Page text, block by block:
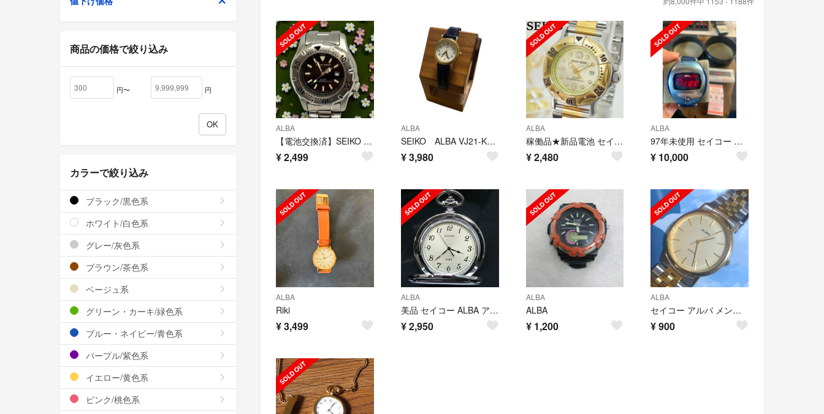
ALBA
【電池交換済】SEIKO ALBA ダイバーズウォッチ V782-0220
¥2,499
ALBA
SEIKO ALBA VJ21-KD60 レディース腕時計【電池交換済み】
¥3,980
ALBA
稼働品★新品電池 セイコー アルバ アクアギア レディース デイト ゴールド
¥2,480
ALBA
97年未使用 セイコー アルバ スプーン W671 KENWOOD 動作確認済
¥ 10,000
ALBA
Riki
¥3,499
ALBA
美品 セイコー ALBA アルバ サクセス 懐中時計 V721-0A20 可動品
¥2,950
ALBA
ALBA
¥ 1,200
ALBA
セイコー アルバ メンズクォーツ 電池交換済稼働品
¥900
商品の価格で絞り込み
円〜 円
カラーで絞り込み
ブラック/黒色系
ホワイト/白色系
グレー/灰色系
ブラウン/茶色系
ベージュ系
グリーン・カーキ/緑色系
ブルー・ネイビー/青色系
パープル/紫色系
イエロー/黄色系
ピンク/桃色系